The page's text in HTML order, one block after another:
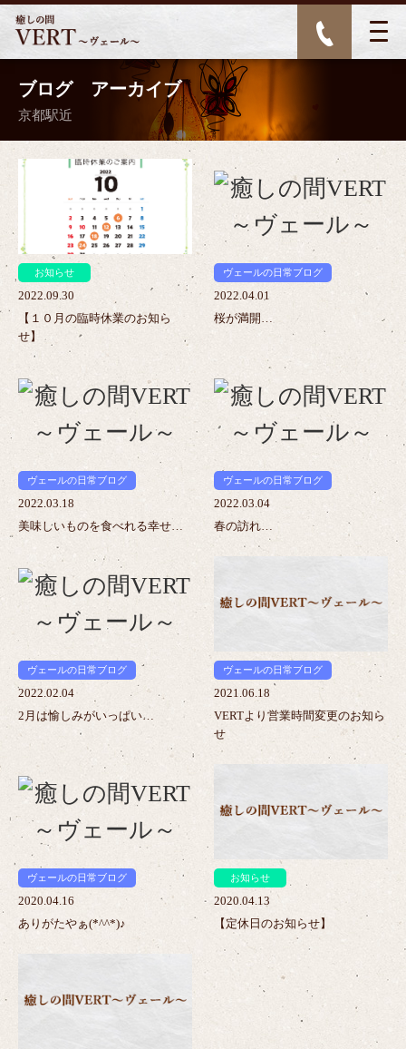
ブログ アーカイブ
京都駅近
>
お知らせ
2022.09.30
【１０月の臨時休業のお知ら
せ】
ヴェールの日常ブログ
2022.04.01
桜が満開…
ヴェールの日常ブログ
2022.03.18
美味しいものを食べれる幸せ…
>
ヴェールの日常ブログ
2022.03.04
春の訪れ…
>
ヴェールの日常ブログ
2022.02.04
2月は愉しみがいっぱい…
>
ヴェールの日常ブログ
2021.06.18
VERTより営業時間変更のお知ら
せ
ヴェールの日常ブログ
2020.04.16
ありがたやぁ(*^^*)♪
お知らせ
2020.04.13
【定休日のお知らせ】